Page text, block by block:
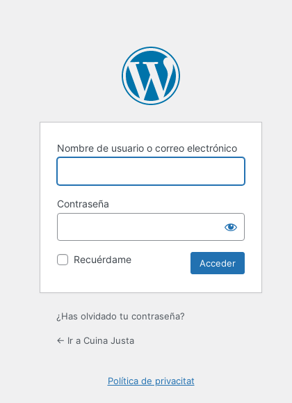
Nombre de usuario o correo electrónico
Contraseña
Recuérdame
¿Has olvidado tu contraseña?
← Ir a Cuina Justa
Política de privacitat